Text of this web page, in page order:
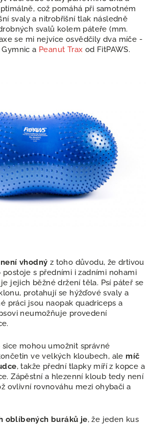
což pomáhá při samotném
svaly a nitrobřišní tlak následně
svalů kolem páteře (mm.
se mi nejvíce osvědčily dva míče -
a Peanut Trax od FitPAWS.
vhodný z toho důvodu, že drtivou
s předními i zadními nohami
jejich běžné držení těla. Psí páteř se
protahují se hýžďové svaly a
práci jsou naopak quadriceps a
neumožňuje provedení
sice mohou umožnit správné
ve velkých kloubech, ale míč
, takže přední tlapky míří z kopce a
Zápěstní a hlezenní kloub tedy není
ovlivní rovnováhu mezi ohybači a
oblíbených buráků je, že jeden kus